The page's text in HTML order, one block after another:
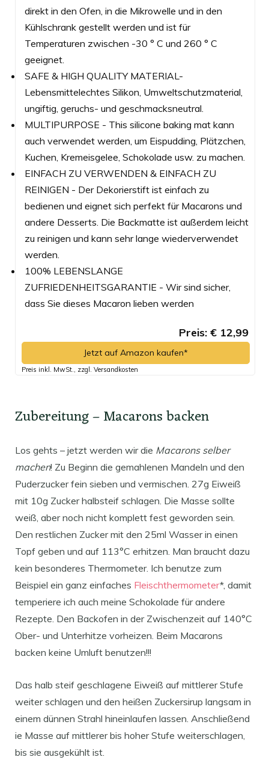
direkt in den Ofen, in die Mikrowelle und in den
Kühlschrank gestellt werden und ist für
Temperaturen zwischen -30 ° C und 260 ° C
geeignet.
SAFE & HIGH QUALITY MATERIAL-
Lebensmittelechtes Silikon, Umweltschutzmaterial,
ungiftig, geruchs- und geschmacksneutral.
MULTIPURPOSE - This silicone baking mat kann
auch verwendet werden, um Eispudding, Plätzchen,
Kuchen, Kremeisgelee, Schokolade usw. zu machen.
EINFACH ZU VERWENDEN & EINFACH ZU
REINIGEN - Der Dekorierstift ist einfach zu
bedienen und eignet sich perfekt für Macarons und
andere Desserts. Die Backmatte ist außerdem leicht
zu reinigen und kann sehr lange wiederverwendet
werden.
100% LEBENSLANGE
ZUFRIEDENHEITSGARANTIE - Wir sind sicher,
dass Sie dieses Macaron lieben werden
Preis: € 12,99
Jetzt auf Amazon kaufen*
Preis inkl. MwSt., zzgl. Versandkosten
Zubereitung – Macarons backen
Los gehts – jetzt werden wir die Macarons selber
machen! Zu Beginn die gemahlenen Mandeln und den
Puderzucker fein sieben und vermischen. 27g Eiweiß
mit 10g Zucker halbsteif schlagen. Die Masse sollte
weiß, aber noch nicht komplett fest geworden sein.
Den restlichen Zucker mit den 25ml Wasser in einen
Topf geben und auf 113°C erhitzen. Man braucht dazu
kein besonderes Thermometer. Ich benutze zum
Beispiel ein ganz einfaches Fleischthermometer*, damit
temperiere ich auch meine Schokolade für andere
Rezepte. Den Backofen in der Zwischenzeit auf 140°C
Ober- und Unterhitze vorheizen. Beim Macarons
backen keine Umluft benutzen!!!
Das halb steif geschlagene Eiweiß auf mittlerer Stufe
weiter schlagen und den heißen Zuckersirup langsam in
einem dünnen Strahl hineinlaufen lassen. Anschließend
ie Masse auf mittlerer bis hoher Stufe weiterschlagen,
bis sie ausgekühlt ist.